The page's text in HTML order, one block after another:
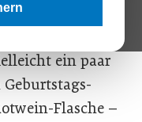
in der Firma
ein paar
Flasche –